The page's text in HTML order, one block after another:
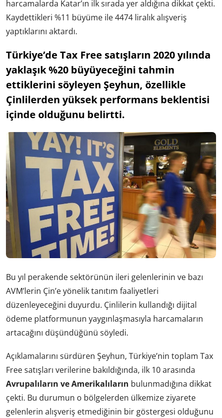
harcamalarda Katar’ın ilk sırada yer aldığına dikkat çekti.
Kaydettikleri %11 büyüme ile 4474 liralık alışveriş
yaptıklarını aktardı.
Türkiye’de Tax Free satışların 2020 yılında
yaklaşık %20 büyüyeceğini tahmin
ettiklerini söyleyen Şeyhun, özellikle
Çinlilerden yüksek performans beklentisi
içinde olduğunu belirtti.
Bu yıl perakende sektörünün ileri gelenlerinin ve bazı
AVM’lerin Çin’e yönelik tanıtım faaliyetleri
düzenleyeceğini duyurdu. Çinlilerin kullandığı dijital
ödeme platformunun yaygınlaşmasıyla harcamaların
artacağını düşündüğünü söyledi.
Açıklamalarını sürdüren Şeyhun, Türkiye’nin toplam Tax
Free satışları verilerine bakıldığında, ilk 10 arasında
Avrupalıların ve Amerikalıların bulunmadığına dikkat
çekti. Bu durumun o bölgelerden ülkemize ziyarete
gelenlerin alışveriş etmediğinin bir göstergesi olduğunu